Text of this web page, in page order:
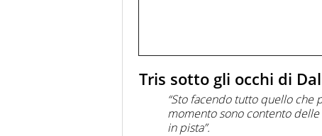
Tris sotto gli occhi di
“Sto facendo tutto quello che
momento sono contento
in pista”.